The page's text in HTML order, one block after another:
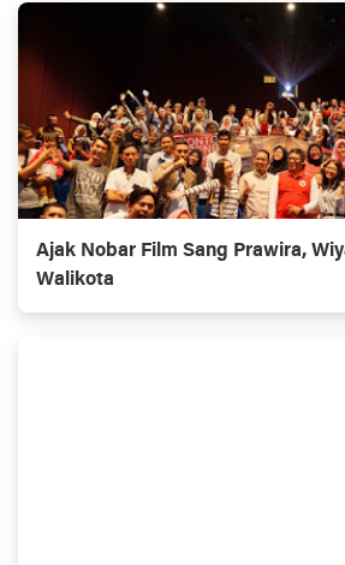
Ajak Nobar Film Sang Prawira,
Walikota